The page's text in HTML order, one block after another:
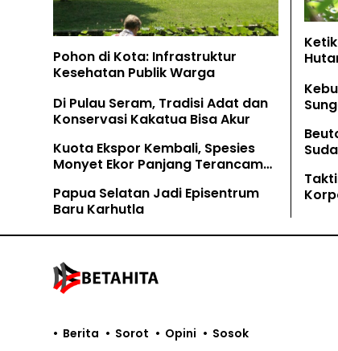
Pohon di Kota: Infrastruktur
Kesehatan Publik Warga
Di Pulau Seram, Tradisi Adat dan
Konservasi Kakatua Bisa Akur
Kuota Ekspor Kembali, Spesies
Monyet Ekor Panjang Terancam
Papua Selatan Jadi Episentrum
Baru Karhutla
Berita Sorot Opini Sosok